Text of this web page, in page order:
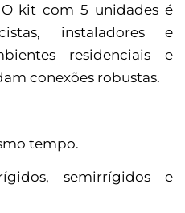
kit com 5 unidades é
instaladores e
residenciais e
conexões robustas.
tempo.
semirrígidos e